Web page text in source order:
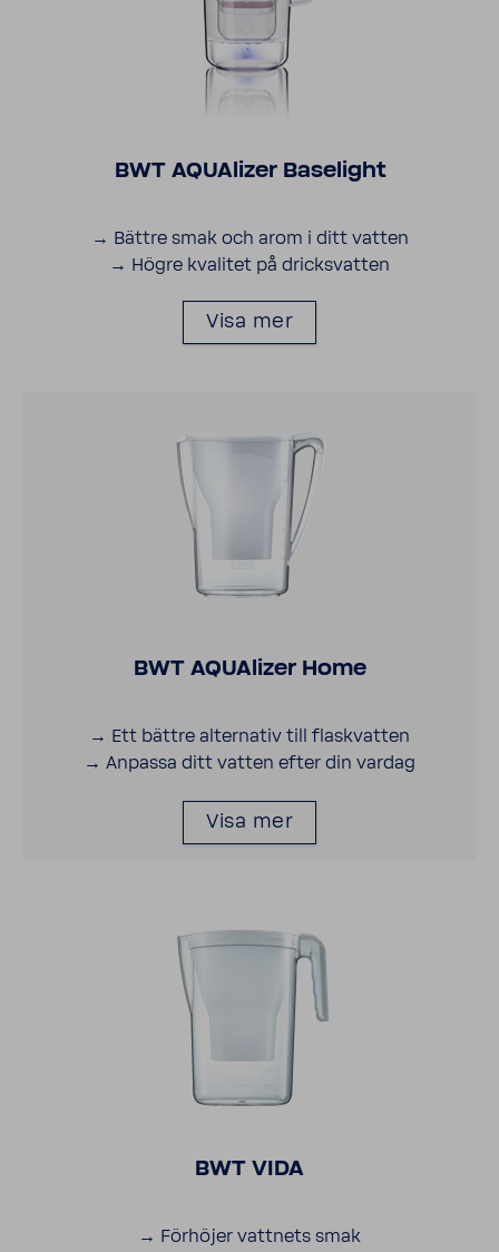
BWT AQUA­lizer Base­light
→ Bättre smak och arom i ditt vatten
→ Högre kvalitet på dricks­vatten
Visa mer
BWT AQUA­lizer Home
→ Ett bättre alter­nativ till flaskvatten
→ Anpassa ditt vatten efter din vardag
Visa mer
BWT VIDA
→ Förhöjer vatt­nets smak